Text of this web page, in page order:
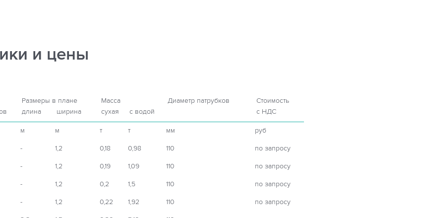
и цены
Размеры в плане Масса Диаметр патрубков
Стоимость
с НДС
длина ширина сухая с водой
м м т т мм руб
- 1,2 0,18 0,98 110 по запросу
- 1,2 0,19 1,09 110 по запросу
- 1,2 0,2 1,5 110 по запросу
- 1,2 0,22 1,92 110 по запросу